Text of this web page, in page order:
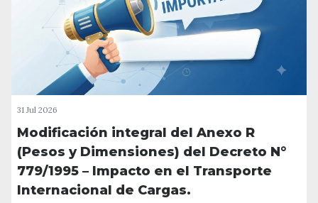
31 Jul 2026
Modificación integral del Anexo R
(Pesos y Dimensiones) del Decreto N°
779/1995 – Impacto en el Transporte
Internacional de Cargas.